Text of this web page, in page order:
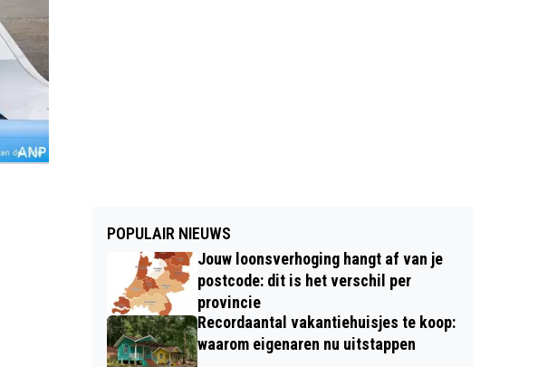
POPULAIR NIEUWS
Jouw loonsverhoging hangt af van je
postcode: dit is het verschil per
provincie
Recordaantal vakantiehuisjes te koop:
waarom eigenaren nu uitstappen